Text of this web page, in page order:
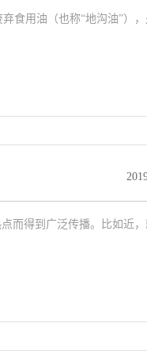
食用油（也称“地沟油”）
而得到广泛传播。比如近